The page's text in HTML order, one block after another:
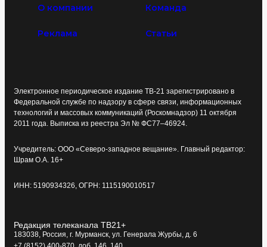
О компании Команда
Реклама Статьи
Электронное периодическое издание ТВ-21 зарегистрировано в
Федеральной службе по надзору в сфере связи, информационных
технологий и массовых коммуникаций (Роскомнадзор) 11 октября
2011 года. Выписка из реестра Эл № ФС77–46924.
Учредитель: ООО «Северо-западное вещание». Главный редактор:
Шрам О.А. 16+
ИНН: 5190934326, ОГРН: 1115190010517
Редакция телеканала ТВ21+
183038, Россия, г. Мурманск, ул. Генерала Журбы, д. 6